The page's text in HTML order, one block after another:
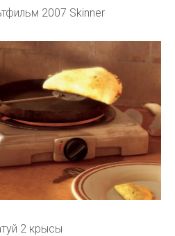
2007 Skinner
2 крысы